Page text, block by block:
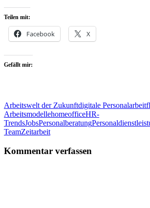
Teilen mit:
Facebook X
Gefällt mir:
Arbeitswelt der Zukunftdigitale Personalarbeit
ArbeitsmodellehomeofficeHR-
TrendsJobsPersonalberatung
TeamZeitarbeit
Kommentar verfassen